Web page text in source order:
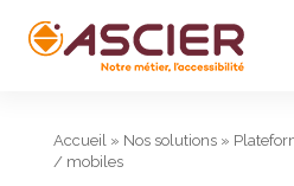
Accueil » Nos solutions »
/ mobiles